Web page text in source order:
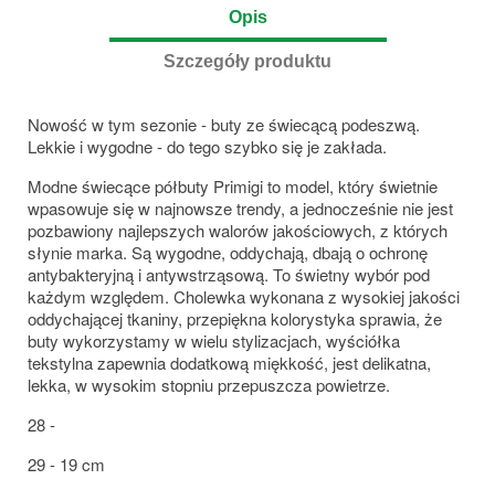
Opis
Szczegóły produktu
Nowość w tym sezonie - buty ze świecącą podeszwą.
Lekkie i wygodne - do tego szybko się je zakłada.
Modne świecące półbuty Primigi to model, który świetnie
wpasowuje się w najnowsze trendy, a jednocześnie nie jest
pozbawiony najlepszych walorów jakościowych, z których
słynie marka. Są wygodne, oddychają, dbają o ochronę
antybakteryjną i antywstrząsową. To świetny wybór pod
każdym względem. Cholewka wykonana z wysokiej jakości
oddychającej tkaniny, przepiękna kolorystyka sprawia, że
buty wykorzystamy w wielu stylizacjach, wyściółka
tekstylna zapewnia dodatkową miękkość, jest delikatna,
lekka, w wysokim stopniu przepuszcza powietrze.
28 -
29 - 19 cm